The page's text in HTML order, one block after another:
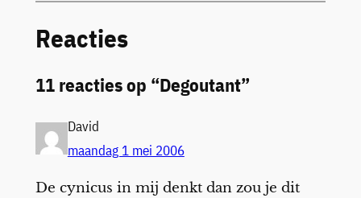
Reacties
11 reacties op “Degoutant”
David
maandag 1 mei 2006
De cynicus in mij denkt dan zou je dit